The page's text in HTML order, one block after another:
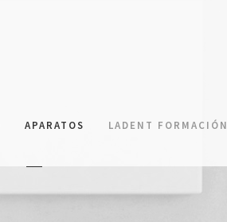
APARATOS LADENT FORMACIÓN